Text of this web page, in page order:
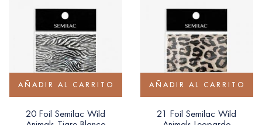
AÑADIR AL CARRITO
20 Foil Semilac Wild
AÑADIR AL CARRITO
21 Foil Semilac Wild